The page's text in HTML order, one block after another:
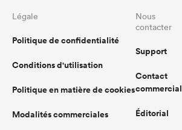
Légale
Politique de confidentialité
Conditions d'utilisation
Politique en matière de cookies
Modalités commerciales
Nous
contacter
Support
Contact
commercial
Éditorial